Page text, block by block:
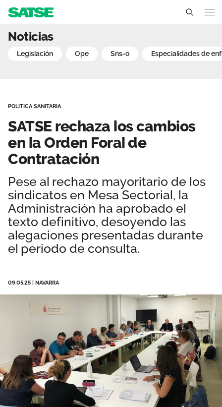
Delegados Sindicales
Estructura organizativa
Transparencia
Secciones sindicales
Servicios
Ventajas
Actualidad
Temas
Noticias
Sala de prensa
Perspectivas
Documentos
Vídeos
Navarra
Contáctanos
Área privada
SATSE rechaza los
Noticias
legislación ope sns-o especialidades de
POLITICA SANITARIA
SATSE rechaza los cambios
en la Orden Foral de
Contratación
Pese al rechazo mayoritario de los
sindicatos en Mesa Sectorial, la
Administración ha aprobado el
texto definitivo, desoyendo las
alegaciones presentadas durante
el periodo de consulta.
09.05.25 NAVARRA